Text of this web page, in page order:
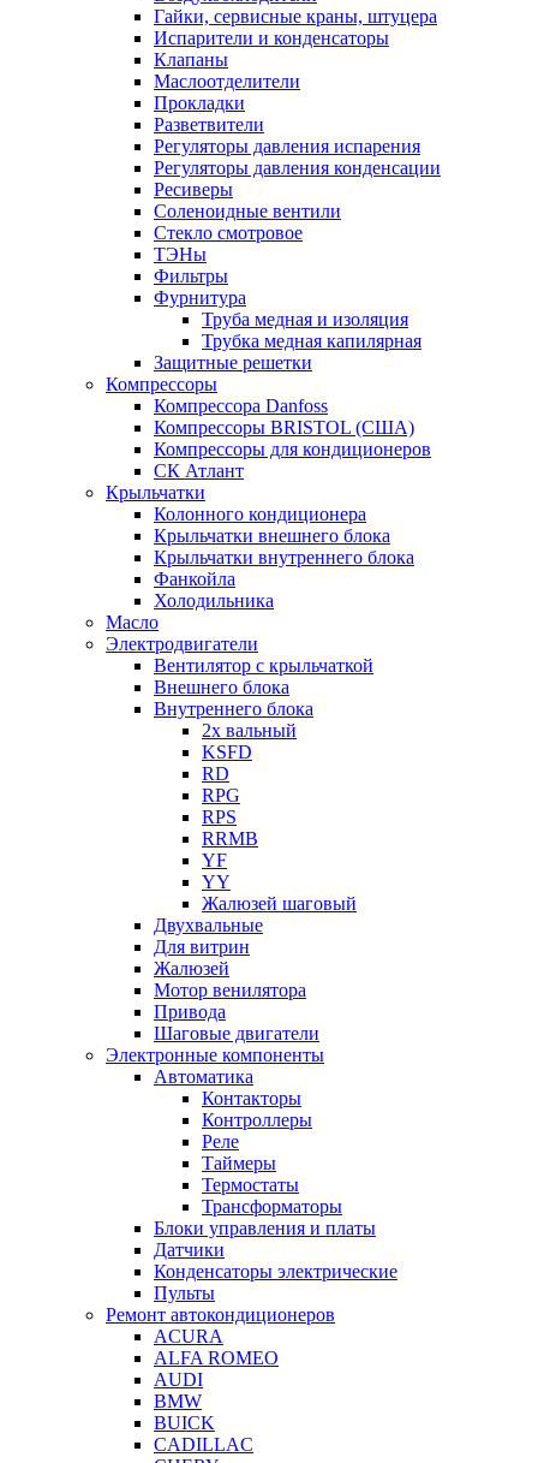
Гайки, сервисные краны, штуцера
Испарители и конденсаторы
Клапаны
Маслоотделители
Прокладки
Разветвители
Регуляторы давления испарения
Регуляторы давления конденсации
Ресиверы
Соленоидные вентили
Стекло смотровое
ТЭНы
Фильтры
Фурнитура
Труба медная и изоляция
Трубка медная капилярная
Защитные решетки
Компрессоры
Компрессора Danfoss
Компрессоры BRISTOL (США)
Компрессоры для кондиционеров
СК Атлант
Крыльчатки
Колонного кондиционера
Крыльчатки внешнего блока
Крыльчатки внутреннего блока
Фанкойла
Холодильника
Масло
Электродвигатели
Вентилятор с крыльчаткой
Внешнего блока
Внутреннего блока
2х вальный
KSFD
RD
RPG
RPS
RRMB
YF
YY
Жалюзей шаговый
Двухвальные
Для витрин
Жалюзей
Мотор венилятора
Привода
Шаговые двигатели
Электронные компоненты
Автоматика
Контакторы
Контроллеры
Реле
Таймеры
Термостаты
Трансформаторы
Блоки управления и платы
Датчики
Конденсаторы электрические
Пульты
Ремонт автокондиционеров
ACURA
ALFA ROMEO
AUDI
BMW
BUICK
CADILLAC